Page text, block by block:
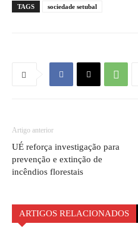
TAGS sociedade setubal
Artigo anterior
UÉ reforça investigação para
prevenção e extinção de
incêndios florestais
ARTIGOS RELACIONADOS